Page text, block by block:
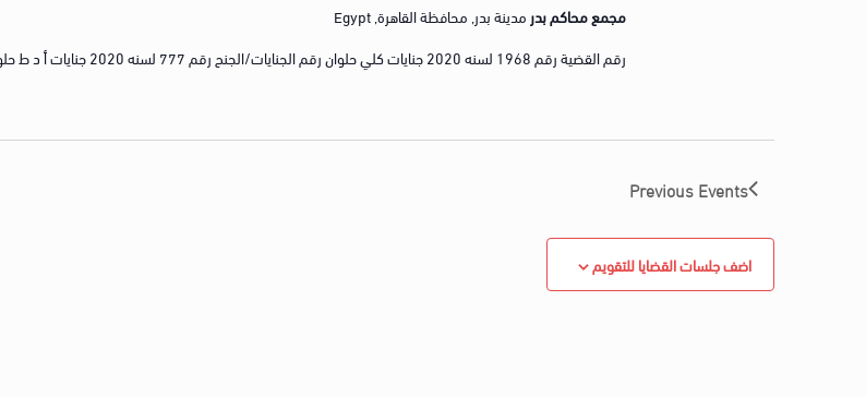
مجمع محاكم بدر مدينة بدر, محافظة القاهرة, Egypt
رقم القضية رقم 1968 لسنه 2020 جنايات كلي حلوان رقم الجنايات/الجنح رقم 777 لسنه 2020 جنايات أ د ط حلوان […]
PreviousEvents
اضف جلسات القضايا للتقويم